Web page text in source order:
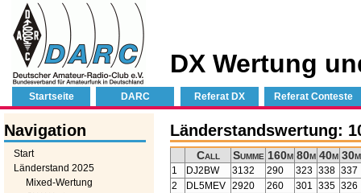
DX Wertung
Startseite DARC Referat DX Referat Conteste
Navigation
Start
Länderstand 2025
Mixed-Wertung
Länderstandswertung:
Call Summe 160m 80m 40m 30m
1 DJ2BW 3132 290 323 338 337
2
DL5MEV 2920 260 301 335 326